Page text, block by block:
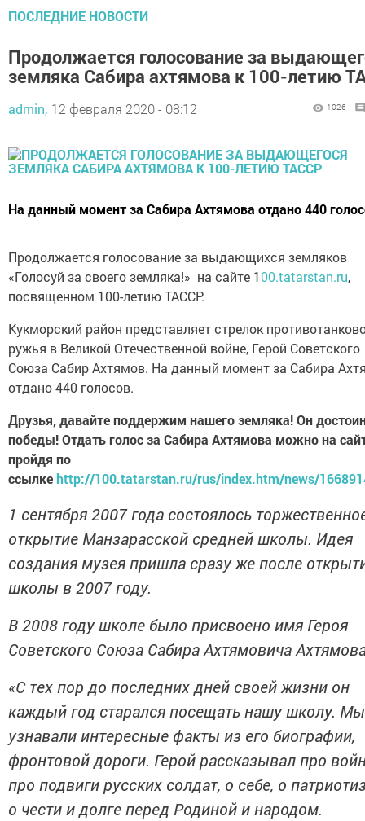
ПОСЛЕДНИЕ НОВОСТИ
Продолжается голосование за
земляка Сабира ахтямова к 100-летию
admin, 12 февраля 2020 - 08:12 1026
На данный момент за Сабира Ахтямова отдано 440
Продолжается голосование за выдающихся земляков
«Голосуй за своего земляка!» на сайте 100.tatarstan.ru,
посвященном 100-летию ТАССР.
Кукморский район представляет стрелок
ружья в Великой Отечественной войне, Герой Советского
Союза Сабир Ахтямов. На данный момент за Сабира
отдано 440 голосов.
Друзья, давайте поддержим нашего земляка! Он
победы! Отдать голос за Сабира Ахтямова можно на
пройдя по
ссылкеhttp://100.tatarstan.ru/rus/index.htm/news/
1 сентября 2007 года состоялось
открытие Манзарасской средней школы. Идея
создания музея пришла сразу же после
школы в 2007 году.
В 2008 году школе было присвоено имя Героя
Советского Союза Сабира Ахтямовича
«С тех пор до последних дней своей жизни он
каждый год старался посещать нашу школу. Мы
узнавали интересные факты из его биографии,
фронтовой дороги. Герой рассказывал про
про подвиги русских солдат, о себе, о
о чести и долге перед Родиной и народом.